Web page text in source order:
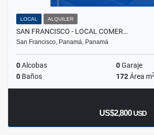
LOCAL ALQUILER
SAN FRANCISCO - LOCAL COMER…
San Francisco, Panamá, Panamá
0Alcobas 0Garaje
0 Baños 172Área m
US$2,800USD